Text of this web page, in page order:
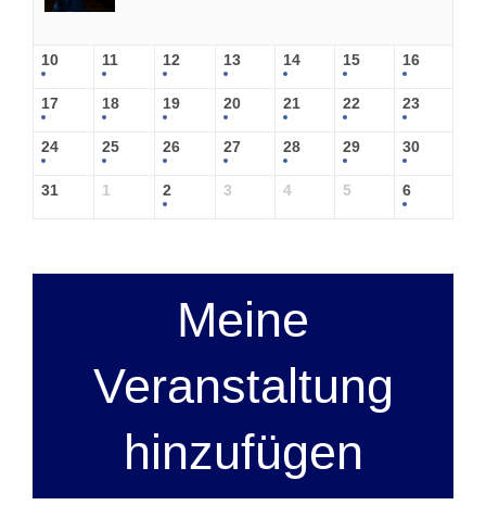
10 11 12 13 14 15 16
17 18 19 20 21 22 23
24 25 26 27 28 29 30
31 1 2 3 4 5 6
Meine
Veranstaltung
hinzufügen